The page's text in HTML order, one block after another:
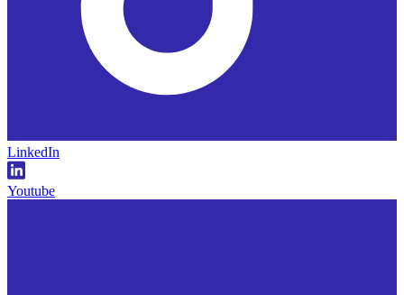
LinkedIn
Youtube